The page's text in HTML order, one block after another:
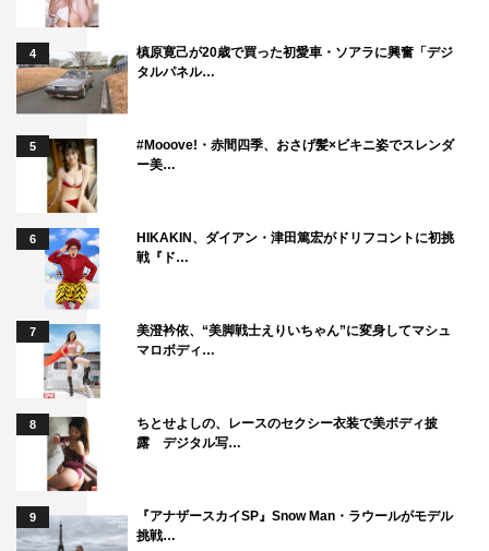
4
槙原寛己が20歳で買った初愛車・ソアラに興奮「デジ
タルパネル…
5
#Mooove!・赤間四季、おさげ髪×ビキニ姿でスレンダ
ー美…
6
HIKAKIN、ダイアン・津田篤宏がドリフコントに初挑
戦『ド…
7
美澄衿依、“美脚戦士えりいちゃん”に変身してマシュ
マロボディ…
8
ちとせよしの、レースのセクシー衣装で美ボディ披
露 デジタル写…
9
『アナザースカイSP』Snow Man・ラウールがモデル
挑戦…